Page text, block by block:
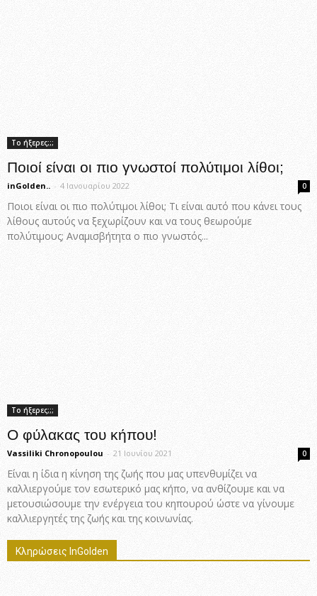
Το ήξερες;;;
Ποιοί είναι οι πιο γνωστοί πολύτιμοι λίθοι;
inGolden.. - 4 Ιανουαρίου 2022 0
Ποιοι είναι οι πιο πολύτιμοι λίθοι; Τι είναι αυτό που κάνει τους
λίθους αυτούς να ξεχωρίζουν και να τους θεωρούμε
πολύτιμους; Αναμισβήτητα ο πιο γνωστός...
Το ήξερες;;;
Ο φύλακας του κήπου!
Vassiliki Chronopoulou - 21 Ιουνίου 2021 0
Είναι η ίδια η κίνηση της ζωής που μας υπενθυμίζει να
καλλιεργούμε τον εσωτερικό μας κήπο, να ανθίζουμε και να
μετουσιώσουμε την ενέργεια του κηπουρού ώστε να γίνουμε
καλλιεργητές της ζωής και της κοινωνίας.
Κληρώσεις InGolden